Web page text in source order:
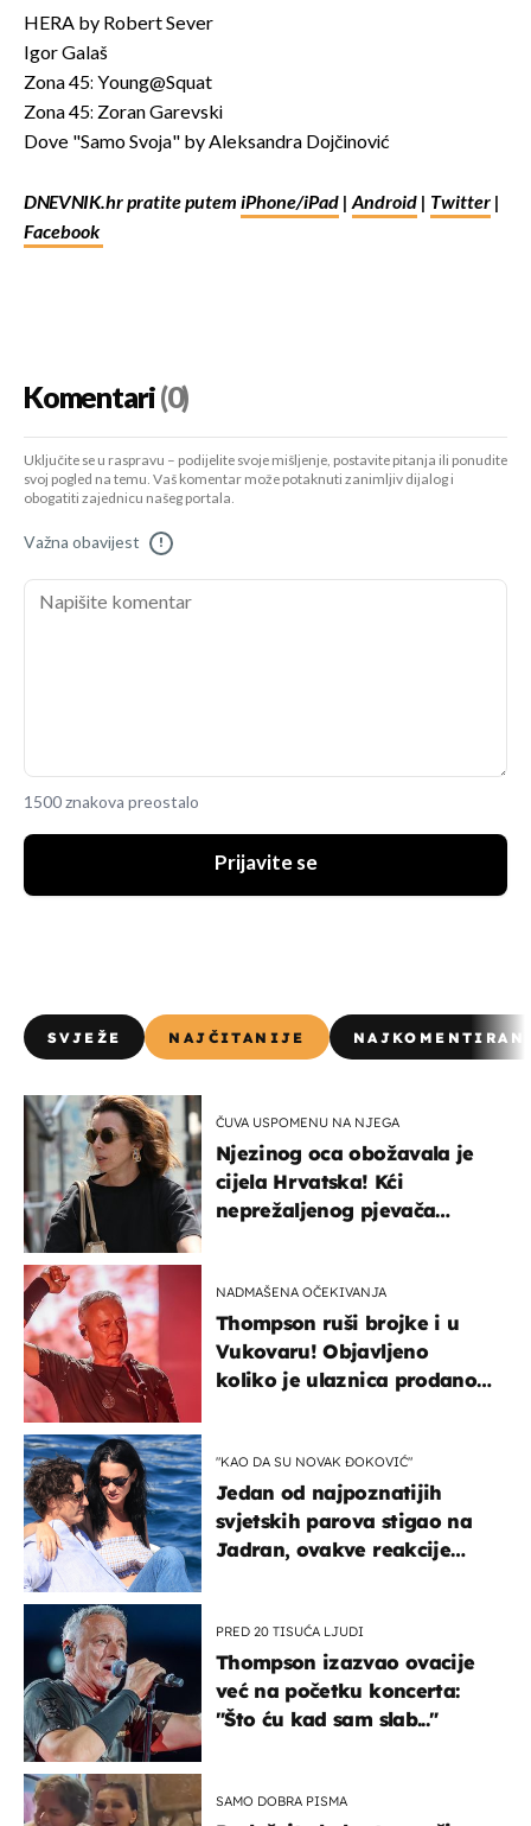
HERA by Robert Sever
Igor Galaš
Zona 45: Young@Squat
Zona 45: Zoran Garevski
Dove "Samo Svoja" by Aleksandra Dojčinović
DNEVNIK.hr pratite putem iPhone/iPad |Android | Twitter |
Facebook
Komentari(0)
Uključite se u raspravu – podijelite svoje mišljenje, postavite pitanja ili ponudite
svoj pogled na temu. Vaš komentar može potaknuti zanimljiv dijalog i
obogatiti zajednicu našeg portala.
Važna obavijest !
1500 znakova preostalo
Prijavite se
SVJEŽE NAJČITANIJE
ČUVA USPOMENU NA NJEGA
Njezinog oca obožavala je
cijela Hrvatska! Kći
neprežaljenog pjevača
NADMAŠENA OČEKIVANJA
Thompson ruši brojke i u
Vukovaru! Objavljeno
koliko je ulaznica prodano
"KAO DA SU NOVAK ĐOKOVIĆ"
Jedan od najpoznatijih
svjetskih parova stigao na
Jadran, ovakve reakcije
PRED 20 TISUĆA LJUDI
Thompson izazvao ovacije
već na početku koncerta:
"Što ću kad sam slab..."
SAMO DOBRA PISMA